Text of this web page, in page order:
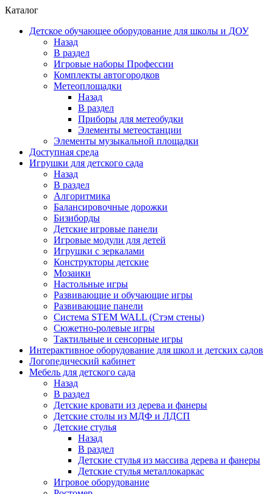
Каталог
Детское обучающее оборудование для школы и ДОУ
Назад
В раздел
Игровые наборы Профессии
Комплекты автогородков
Метеоплощадки
Назад
В раздел
Приборы для метеобудки
Элементы метеостанции
Элементы музыкальной площадки
Доступная среда
Игрушки для детского сада
Назад
В раздел
Алгоритмика
Балансировочные дорожки
Бизиборды
Детские игровые панели
Игровые модули для детей
Игрушки с зеркалами
Конструкторы детские
Мозаики
Настольные игры
Развивающие и обучающие игры
Развивающие панели
Система STEM WALL (Cтэм стены)
Сюжетно-ролевые игры
Тактильные и сенсорные игры
Интерактивное оборудование для школ и детских садов
Логопедический кабинет
Мебель для детского сада
Назад
В раздел
Детские кровати из дерева и фанеры
Детские столы из МДФ и ЛДСП
Детские стулья
Назад
В раздел
Детские стулья из массива дерева и фанеры
Детские стулья металлокаркас
Игровое оборудование